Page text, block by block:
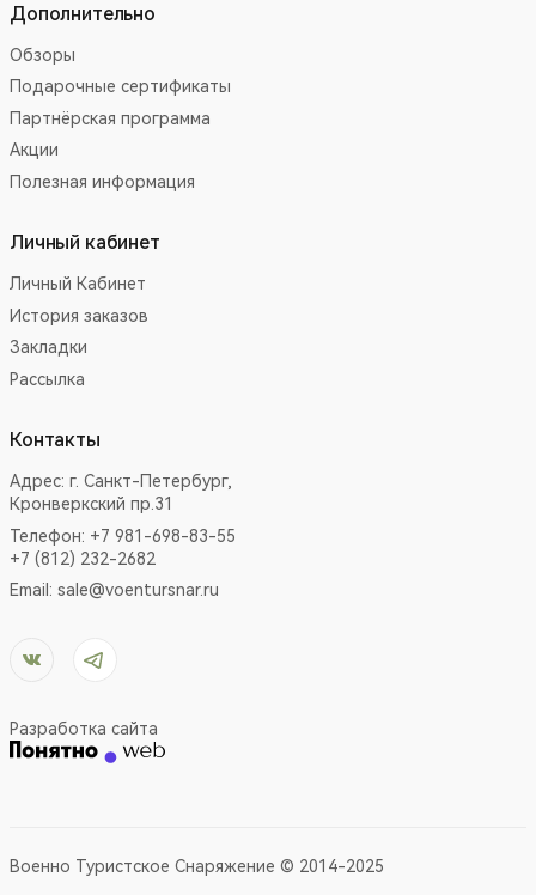
Дополнительно
Обзоры
Подарочные сертификаты
Партнёрская программа
Акции
Полезная информация
Личный кабинет
Личный Кабинет
История заказов
Закладки
Рассылка
Контакты
Адрес: г. Санкт-Петербург,
Кронверкский пр.31
Телефон: +7 981-698-83-55
+7 (812) 232-2682
Email: sale@voentursnar.ru
Разработка сайта
Военно Туристское Снаряжение © 2014-2025